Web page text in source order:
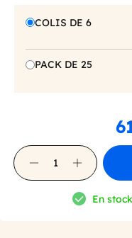
COLIS DE 6
PACK DE 25
En